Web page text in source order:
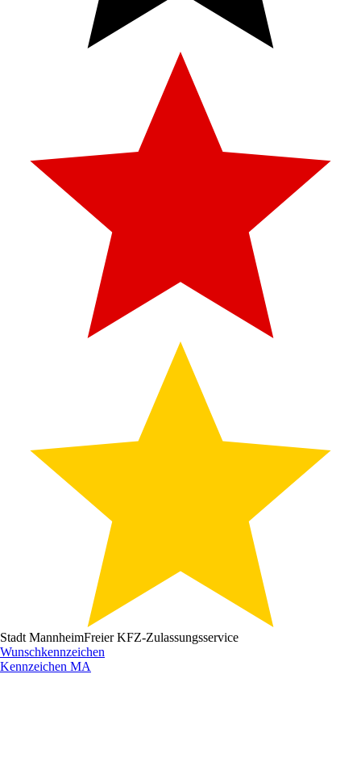
Stadt MannheimFreier KFZ-Zulassungsservice
Wunschkennzeichen
Kennzeichen MA